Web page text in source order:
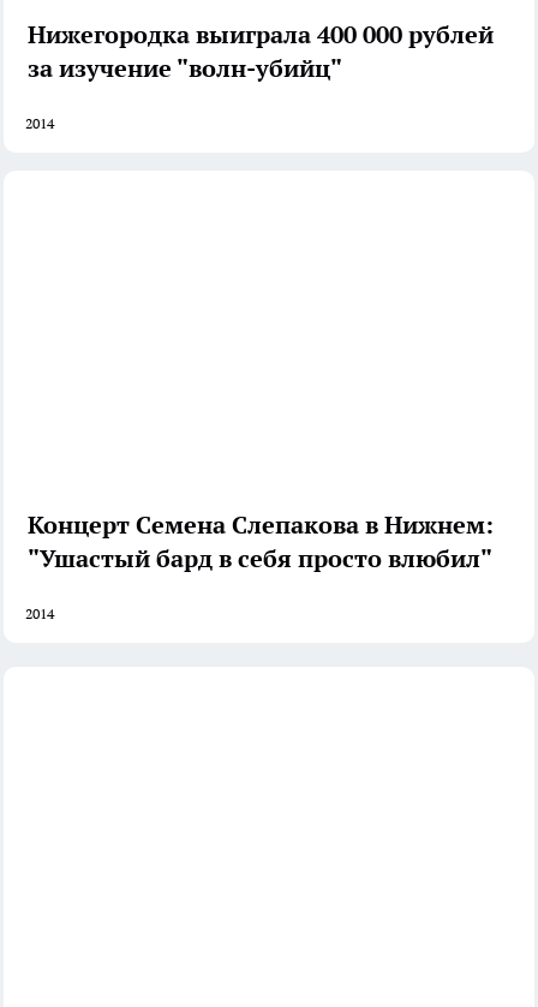
Нижегородка выиграла 400 000 рублей
за изучение "волн-убийц"
2014
Концерт Семена Слепакова в Нижнем:
"Ушастый бард в себя просто влюбил"
2014